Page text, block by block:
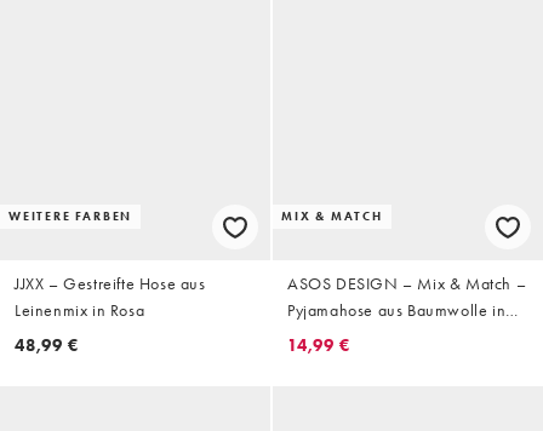
WEITERE FARBEN
JJXX – Gestreifte Hose aus
Leinenmix in Rosa
48,99 €
MIX & MATCH
ASOS DESIGN – Mix & Match –
Pyjamahose aus Baumwolle in
Rosa gestreift
14,99 €